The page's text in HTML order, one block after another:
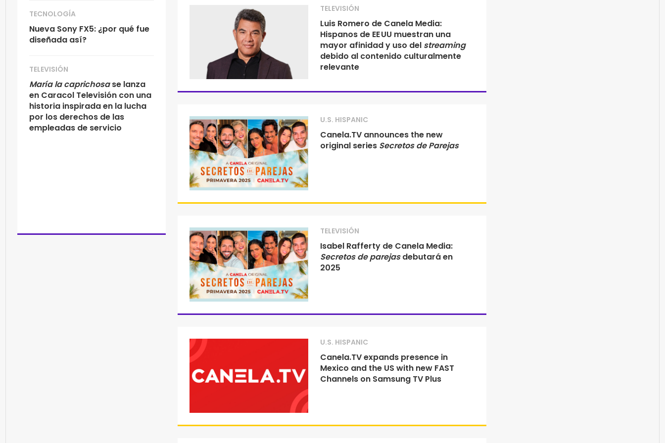
TECNOLOGÍA
Nueva Sony FX5: ¿por qué fue
diseñada así?
TELEVISIÓN
María la caprichosase lanza
en Caracol Televisión con una
historia inspirada en la lucha
por los derechos de las
empleadas de servicio
TELEVISIÓN
Luis Romero de Canela Media:
Hispanos de EE UU muestran una
mayor afinidad y uso del streaming
debido al contenido culturalmente
relevante
U.S. HISPANIC
Canela.TV announces the new
original series Secretos de Parejas
TELEVISIÓN
Isabel Rafferty de Canela Media:
Secretos de parejasdebutará en
2025
U.S. HISPANIC
Canela.TV expands presence in
Mexico and the US with new FAST
Channels on Samsung TV Plus